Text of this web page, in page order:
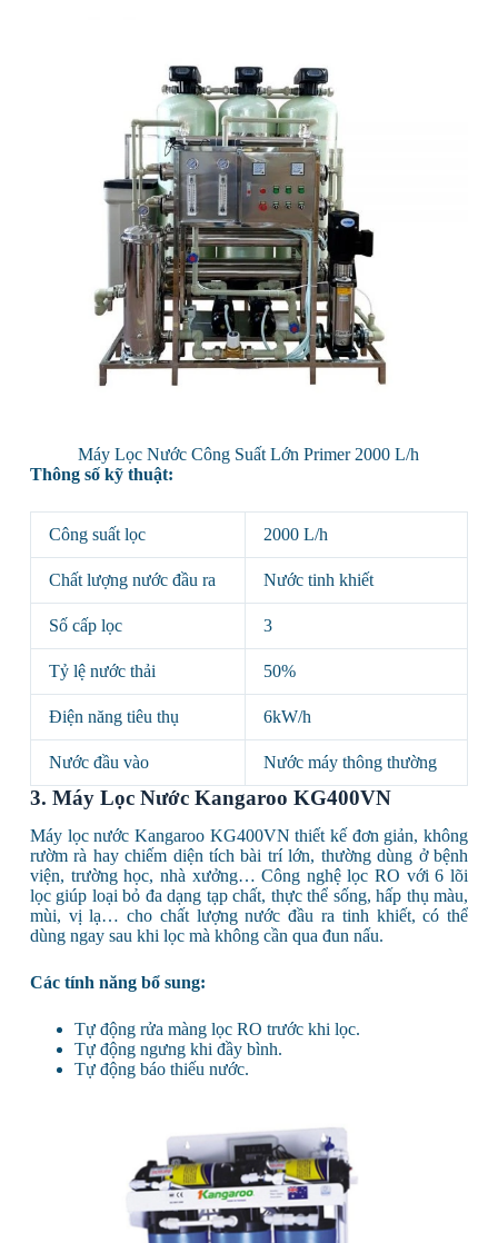
Máy Lọc Nước Công Suất Lớn Primer 2000 L/h
Thông số kỹ thuật:
Công suất lọc 2000 L/h
Chất lượng nước đầu ra Nước tinh khiết
Số cấp lọc 3
Tỷ lệ nước thải 50%
Điện năng tiêu thụ 6kW/h
Nước đầu vào Nước máy thông thường
3. Máy Lọc Nước Kangaroo KG400VN
Máy lọc nước Kangaroo KG400VN thiết kế đơn giản, không
rườm rà hay chiếm diện tích bài trí lớn, thường dùng ở bệnh
viện, trường học, nhà xưởng… Công nghệ lọc RO với 6 lõi
lọc giúp loại bỏ đa dạng tạp chất, thực thể sống, hấp thụ màu,
mùi, vị lạ… cho chất lượng nước đầu ra tinh khiết, có thể
dùng ngay sau khi lọc mà không cần qua đun nấu.
Các tính năng bổ sung:
Tự động rửa màng lọc RO trước khi lọc.
Tự động ngưng khi đầy bình.
Tự động báo thiếu nước.